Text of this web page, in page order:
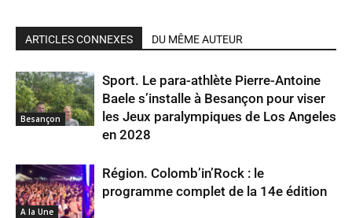
ARTICLES CONNEXES DU MÊME AUTEUR
Besançon
Sport. Le para-athlète Pierre-Antoine
Baele s’installe à Besançon pour viser
les Jeux paralympiques de Los Angeles
en 2028
A la Une
Région. Colomb’in’Rock : le
programme complet de la 14e édition